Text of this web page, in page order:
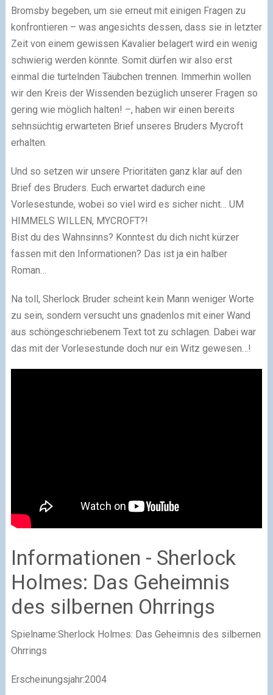
Bromsby begeben, um sie erneut mit einigen Fragen zu
konfrontieren – was angesichts dessen, dass sie in letzter
Zeit von einem gewissen Kavalier belagert wird ein wenig
schwierig werden könnte. Somit dürfen wir also erst
einmal die turtelnden Täubchen trennen. Immerhin wollen
wir den Kreis der Wissenden bezüglich unserer Fragen so
gering wie möglich halten! –, haben wir einen bereits
sehnsüchtig erwarteten Brief unseres Bruders Mycroft
erhalten.
Und so setzen wir unsere Prioritäten ganz klar auf den
Brief des Bruders. Euch erwartet dadurch eine
Vorlesestunde, wobei so viel wird es sicher nicht… UM
HIMMELS WILLEN, MYCROFT?!
Bist du des Wahnsinns? Konntest du dich nicht kürzer
fassen mit den Informationen? Das ist ja ein halber
Roman…
Na toll, Sherlock Bruder scheint kein Mann weniger Worte
zu sein, sondern versucht uns gnadenlos mit einer Wand
aus schöngeschriebenem Text tot zu schlagen. Dabei war
das mit der Vorlesestunde doch nur ein Witz gewesen…!
Informationen - Sherlock
Holmes: Das Geheimnis
des silbernen Ohrrings
Spielname:Sherlock Holmes: Das Geheimnis des silbernen
Ohrrings
Erscheinungsjahr:2004